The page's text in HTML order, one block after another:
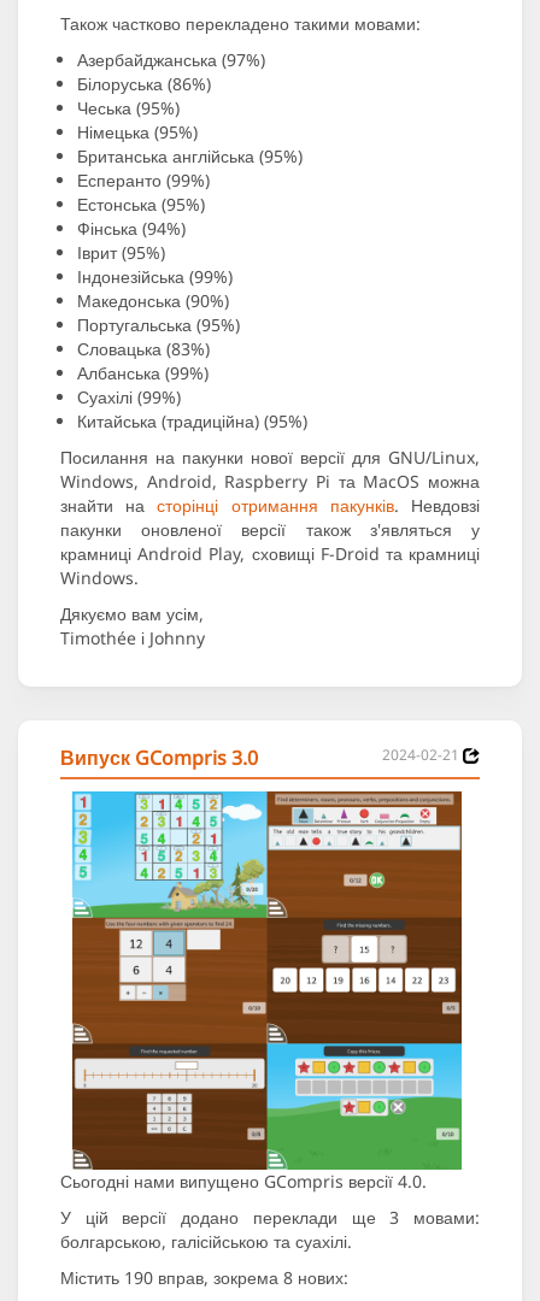
Також частково перекладено такими мовами:
Азербайджанська (97%)
Білоруська (86%)
Чеська (95%)
Німецька (95%)
Британська англійська (95%)
Есперанто (99%)
Естонська (95%)
Фінська (94%)
Іврит (95%)
Індонезійська (99%)
Македонська (90%)
Португальська (95%)
Словацька (83%)
Албанська (99%)
Суахілі (99%)
Китайська (традиційна) (95%)
Посилання на пакунки нової версії для GNU/Linux,
Windows, Android, Raspberry Pi та MacOS можна
знайти насторінці отримання пакунків. Невдовзі
пакунки оновленої версії також з'являться у
крамниці Android Play, сховищі F-Droid та крамниці
Windows.
Дякуємо вам усім,
Timothée і Johnny
Випуск GCompris 3.0 2024-02-21
Сьогодні нами випущено GCompris версії 4.0.
У цій версії додано переклади ще 3 мовами:
болгарською, галісійською та суахілі.
Містить 190 вправ, зокрема 8 нових: